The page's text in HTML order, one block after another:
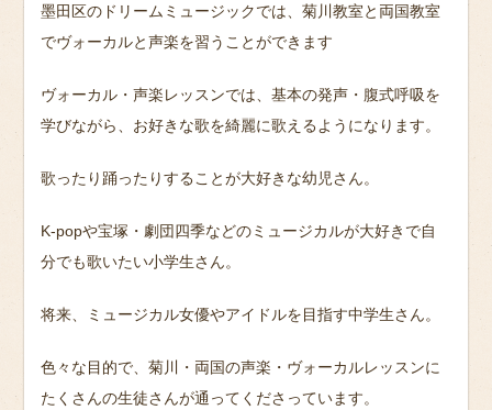
墨田区のドリームミュージックでは、菊川教室と両国教室
でヴォーカルと声楽を習うことができます
ヴォーカル・声楽レッスンでは、基本の発声・腹式呼吸を
学びながら、お好きな歌を綺麗に歌えるようになります。
歌ったり踊ったりすることが大好きな幼児さん。
K-popや宝塚・劇団四季などのミュージカルが大好きで自
分でも歌いたい小学生さん。
将来、ミュージカル女優やアイドルを目指す中学生さん。
色々な目的で、菊川・両国の声楽・ヴォーカルレッスンに
たくさんの生徒さんが通ってくださっています。